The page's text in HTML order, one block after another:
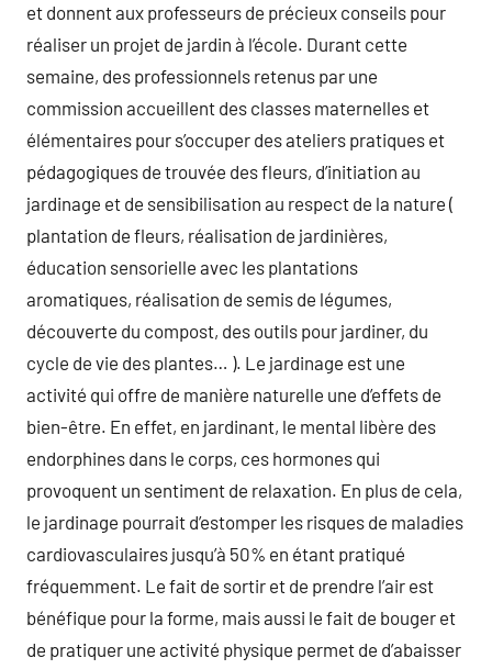
et donnent aux professeurs de précieux conseils pour
réaliser un projet de jardin à l’école. Durant cette
semaine, des professionnels retenus par une
commission accueillent des classes maternelles et
élémentaires pour s’occuper des ateliers pratiques et
pédagogiques de trouvée des fleurs, d’initiation au
jardinage et de sensibilisation au respect de la nature (
plantation de fleurs, réalisation de jardinières,
éducation sensorielle avec les plantations
aromatiques, réalisation de semis de légumes,
découverte du compost, des outils pour jardiner, du
cycle de vie des plantes… ). Le jardinage est une
activité qui offre de manière naturelle une d’effets de
bien-être. En effet, en jardinant, le mental libère des
endorphines dans le corps, ces hormones qui
provoquent un sentiment de relaxation. En plus de cela,
le jardinage pourrait d’estomper les risques de maladies
cardiovasculaires jusqu’à 50% en étant pratiqué
fréquemment. Le fait de sortir et de prendre l’air est
bénéfique pour la forme, mais aussi le fait de bouger et
de pratiquer une activité physique permet de d’abaisser